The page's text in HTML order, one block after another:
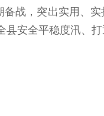
备战，突出实用、
县安全平稳度汛、